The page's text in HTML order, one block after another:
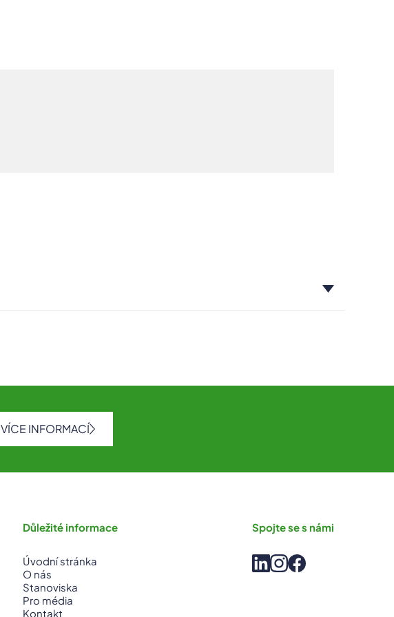
VÍCE INFORMACÍ
Důležité informace
Úvodní stránka
O nás
Stanoviska
Pro média
Kontakt
Spojte se s námi